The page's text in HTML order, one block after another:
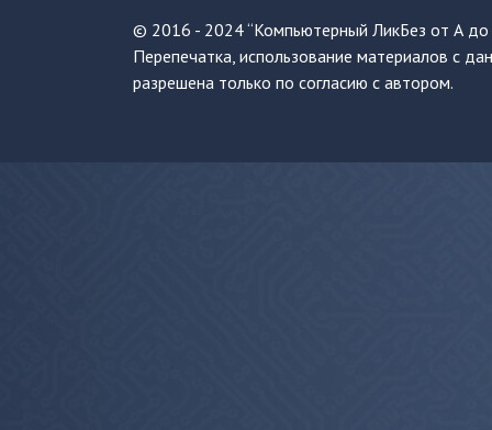
© 2016 - 2024 “Компьютерный ЛикБез от А до
Перепечатка, использование материалов с
разрешена только по согласию с автором.